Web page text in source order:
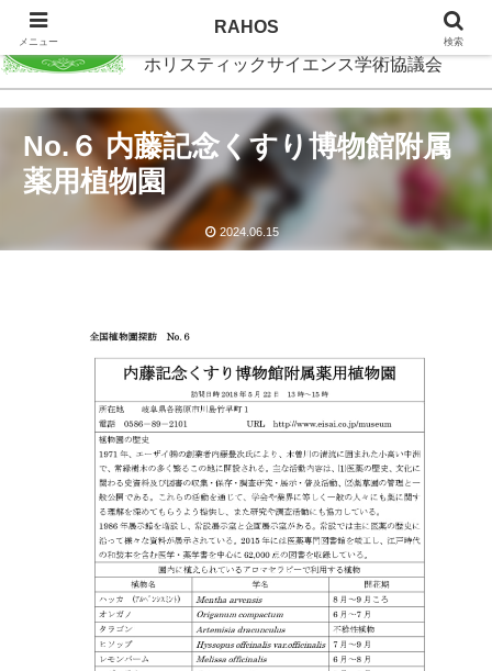
RAHOS
ホリスティックサイエンス学術協議会
No.６ 内藤記念くすり博物館附属
薬用植物園
2024.06.15
メニュー
RAHOS
検索